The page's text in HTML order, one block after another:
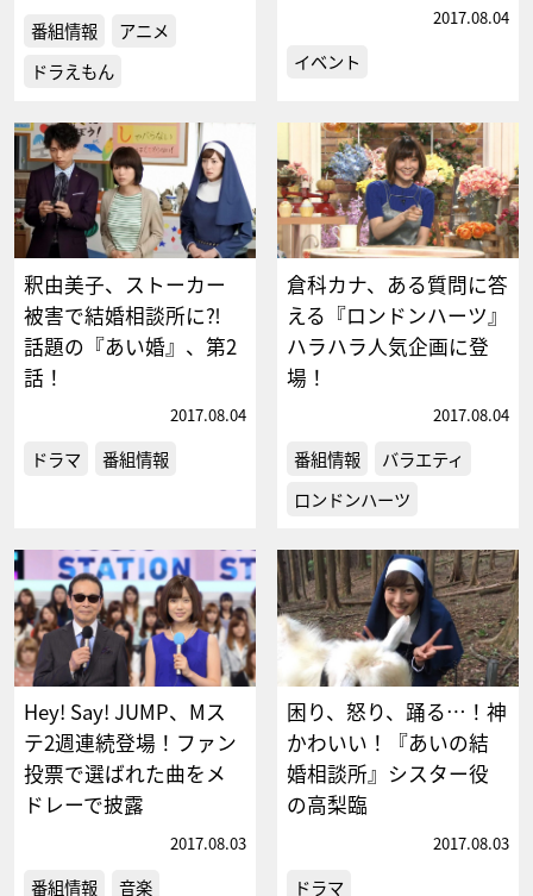
番組情報
アニメ
ドラえもん
2017.08.04
イベント
釈由美子、ストーカー
被害で結婚相談所に⁈
話題の『あい婚』、第2
話！
2017.08.04
ドラマ 番組情報
倉科カナ、ある質問に答
える『ロンドンハーツ』
ハラハラ人気企画に登
場！
2017.08.04
番組情報
バラエティ
ロンドンハーツ
Hey! Say! JUMP、Mス
テ2週連続登場！ファン
投票で選ばれた曲をメ
ドレーで披露
2017.08.03
番組情報 音楽
困り、怒り、踊る…！神
かわいい！『あいの結
婚相談所』シスター役
の高梨臨
2017.08.03
ドラマ